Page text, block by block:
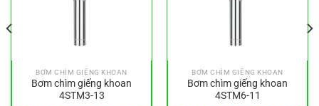
BƠM CHÌM GIẾNG KHOAN
Bơm chìm giếng khoan
4STM3-13
BƠM CHÌM GIẾNG KHOAN
Bơm chìm giếng khoan
4STM6-11